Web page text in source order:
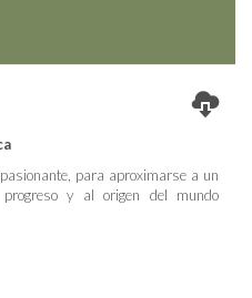
para aproximarse a un
y al origen del mundo